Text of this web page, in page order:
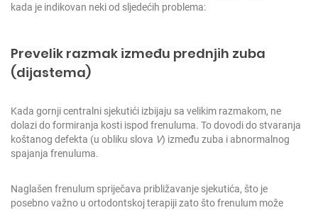
kada je indikovan neki od sljedećih problema:
Prevelik razmak između prednjih zuba
(dijastema)
Kada gornji centralni sjekutići izbijaju sa velikim razmakom, ne
dolazi do formiranja kosti ispod frenuluma. To dovodi do stvaranja
koštanog defekta (u obliku slova V) između zuba i abnormalnog
spajanja frenuluma.
Naglašen frenulum spriječava približavanje sjekutića, što je
posebno važno u ortodontskoj terapiji zato što frenulum može